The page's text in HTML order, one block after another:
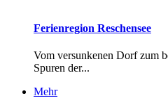
Ferienregion Reschensee
Vom versunkenen Dorf zum
Spuren der...
Mehr